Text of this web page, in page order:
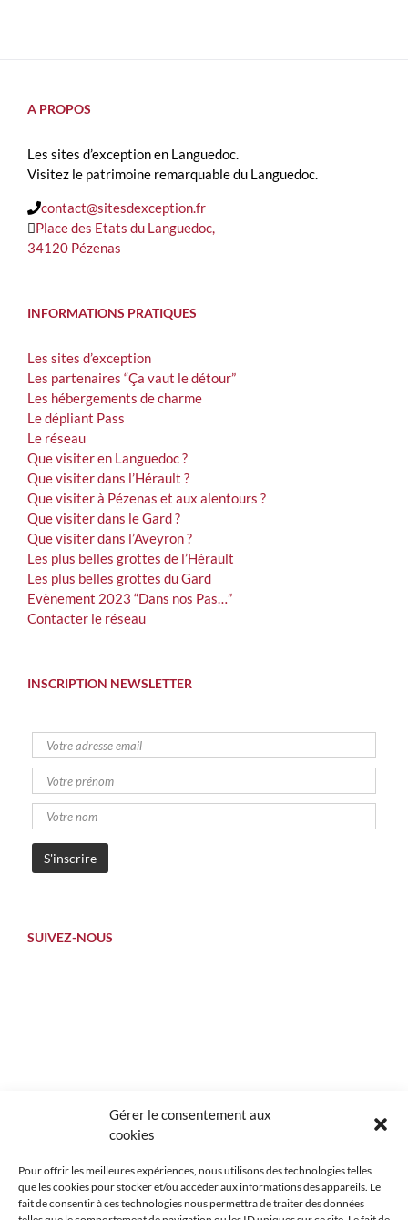
Gérer le consentement aux
cookies
Pour offrir les meilleures expériences, nous utilisons des technologies telles
que les cookies pour stocker et/ou accéder aux informations des appareils. Le
fait de consentir à ces technologies nous permettra de traiter des données
A PROPOS
Les sites d’exception en Languedoc.
Visitez le patrimoine remarquable du Languedoc.
contact@sitesdexception.fr
Place des Etats du Languedoc,
34120 Pézenas
INFORMATIONS PRATIQUES
Les sites d’exception
Les partenaires “Ça vaut le détour”
Les hébergements de charme
Le dépliant Pass
Le réseau
Que visiter en Languedoc ?
Que visiter dans l’Hérault ?
Que visiter à Pézenas et aux alentours ?
Que visiter dans le Gard ?
Que visiter dans l’Aveyron ?
Les plus belles grottes de l’Hérault
Les plus belles grottes du Gard
Evènement 2023 “Dans nos Pas…”
Contacter le réseau
INSCRIPTION NEWSLETTER
SUIVEZ-NOUS